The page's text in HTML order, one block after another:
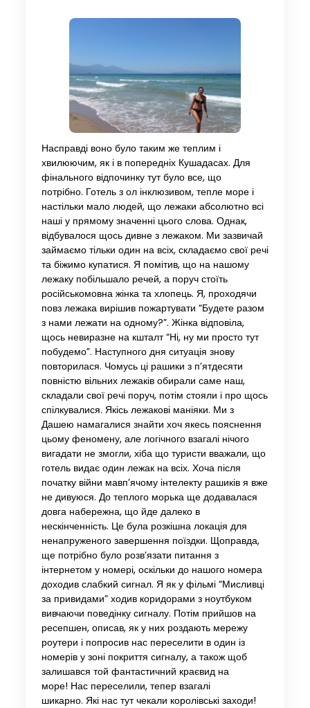
Насправді воно було таким же теплим і
хвилюючим, як і в попередніх Кушадасах. Для
фінального відпочинку тут було все, що
потрібно. Готель з ол інклюзивом, тепле море і
настільки мало людей, що лежаки абсолютно всі
наші у прямому значенні цього слова. Однак,
відбувалося щось дивне з лежаком. Ми зазвичай
займаємо тільки один на всіх, складаємо свої речі
та біжимо купатися. Я помітив, що на нашому
лежаку побільшало речей, а поруч стоїть
російськомовна жінка та хлопець. Я, проходячи
повз лежака вирішив пожартувати “Будете разом
з нами лежати на одному?”. Жінка відповіла,
щось невиразне на кшталт “Ні, ну ми просто тут
побудемо”. Наступного дня ситуація знову
повторилася. Чомусь ці рашики з п’ятдесяти
повністю вільних лежаків обирали саме наш,
складали свої речі поруч, потім стояли і про щось
спілкувалися. Якісь лежакові маніяки. Ми з
Дашею намагалися знайти хоч якесь пояснення
цьому феномену, але логічного взагалі нічого
вигадати не змогли, хіба що туристи вважали, що
готель видає один лежак на всіх. Хоча після
початку війни мавп’ячому інтелекту рашиків я вже
не дивуюся. До теплого морька ще додавалася
довга набережна, що йде далеко в
нескінченність. Це була розкішна локація для
ненапруженого завершення поїздки. Щоправда,
ще потрібно було розв’язати питання з
інтернетом у номері, оскільки до нашого номера
доходив слабкий сигнал. Я як у фільмі “Мисливці
за привидами” ходив коридорами з ноутбуком
вивчаючи поведінку сигналу. Потім прийшов на
ресепшен, описав, як у них роздають мережу
роутери і попросив нас переселити в один із
номерів у зоні покриття сигналу, а також щоб
залишався той фантастичний краєвид на
море! Нас переселили, тепер взагалі
шикарно. Які нас тут чекали королівські заходи!